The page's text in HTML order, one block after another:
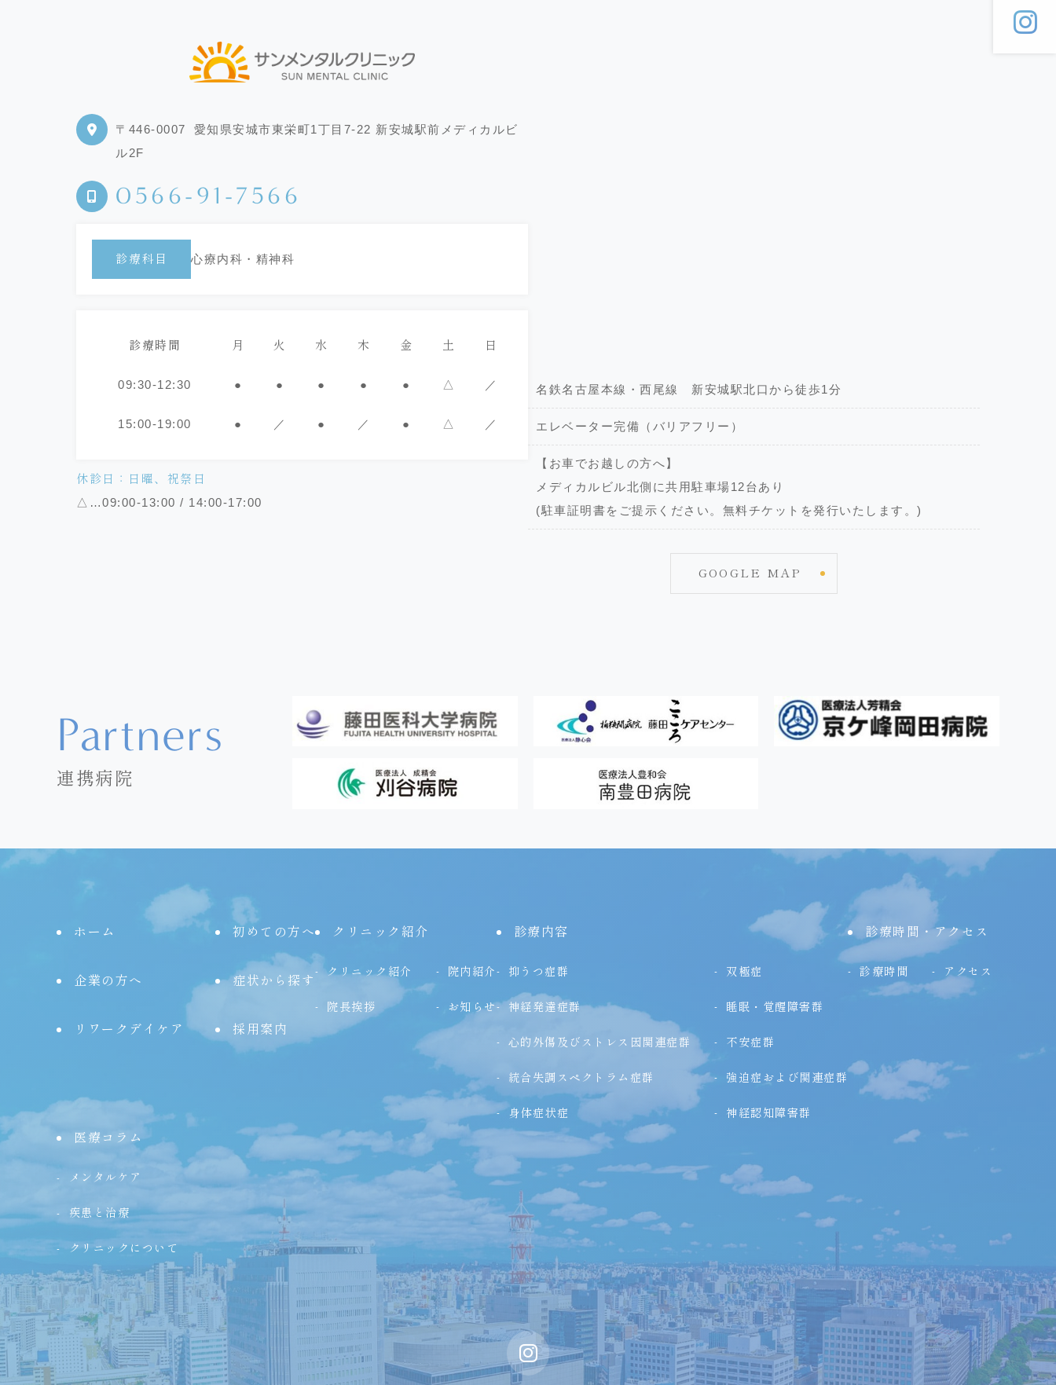
〒446-0007
愛知県安城市東栄町1丁目7-22 新安城駅前メディカルビ
ル2F
0566-91-7566
診療科目 心療内科・精神科
診療時間 月 火 水 木 金 土 日
09:30-12:30 ● ● ● ● ● △ ／
15:00-19:00 ● ／ ● ／ ● △ ／
休診日：日曜、祝祭日
△…09:00-13:00 / 14:00-17:00
名鉄名古屋本線・西尾線 新安城駅北口から徒歩1分
エレベーター完備（バリアフリー）
【お車でお越しの方へ】
メディカルビル北側に共用駐車場12台あり
(駐車証明書をご提示ください。無料チケットを発行いたします。)
GOOGLE MAP
Partners
連携病院
ホーム 初めての方へ
企業の方へ 症状から探す
リワークデイケア 採用案内
クリニック紹介
クリニック紹介 院内紹介
院長挨拶 お知らせ
診療内容
抑うつ症群 双極症
神経発達症群 睡眠・覚醒障害群
心的外傷及びストレス因関連症群 不安症群
統合失調スペクトラム症群 強迫症および関連症群
身体症状症 神経認知障害群
診療時間・アクセス
診療時間 アクセス
医療コラム
メンタルケア
疾患と治療
クリニックについて